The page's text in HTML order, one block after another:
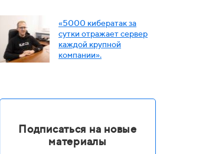
«5000 кибератак за
сутки отражает сервер
каждой крупной
компании».
Подписаться на новые
материалы